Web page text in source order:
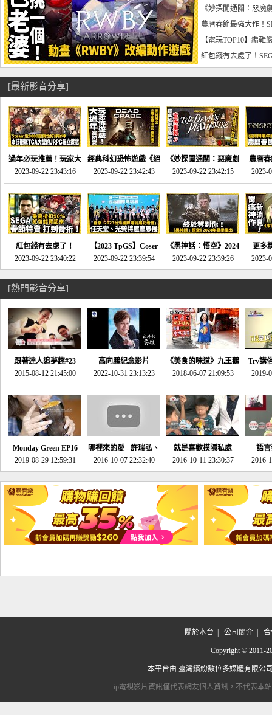
懼體驗-電玩宅速配
《妙探闖通關：惡
到!!-電玩宅速配
農曆春節最強大作！
電玩宅速配20230123
【電玩TOP10】編
了，封面圖直接雷你
紅包錢有去處了！
宅速配20230119
[最新影音分享]
過年必玩推薦！玩家大
推的JRPG神作《神之
天平》介紹！-電玩宅
速配20230126
2023-09-22 23:43:16
經典科幻恐怖遊戲《絕
命異次元 重製版》重
回「石村號」的恐懼體
驗-電玩宅速配
20230125
2023-09-22 23:42:43
《妙探闖通關：惡魔劇
場》將推出「重製
版」!!!今年就能玩到!!-
電玩宅速配20230124
2023-09-22 23:42:15
農曆
SE社
動作角
電玩宅
2023-
紅包錢有去處了！
SEGA春節特賣 超過85
款遊戲打到骨折-電玩
宅速配20230119
2023-09-22 23:40:22
【2023 TpGS】Coser
和Show Girl搶先看！
直擊展前記者會-電玩
2023-09-22 23:39:54
《黑神話：悟空》2024
年夏季推出！確定不會
延期齁？-電玩宅速配
2023-09-22 23:39:26
更多
《來
金鄉
2023-
[熱門影音分享]
跟著達人追夢趣#23
promo-我想開間咖啡
館(謝佳凌)
2015-08-12 21:45:00
高向鵬紀念影片
2022-10-31 23:13:23
《美食的味道》九王鵝
肉
2018-06-07 21:09:53
Try講
2019-
Monday Green EP16
超意外~環保原來可以
邊玩邊做！
2019-08-29 12:59:31
哪裡來的愛 - 許瑞弘、
李其芬
2016-10-07 22:32:40
就是喜歡摸隱私處
2016-10-11 23:30:37
語
2016-
關於本台 公司簡介| 合
Copyright © 2011-
本平台由 臺灣繽紛數位多媒體有限公
ip電視影片資訊僅代表網友個人資訊，不代表本